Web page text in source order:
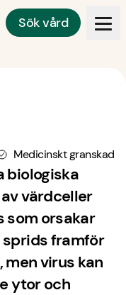
Sök vård
Medicinskt granskad
biologiska
värdceller
som orsakar
sprids framför
virus kan
ytor och